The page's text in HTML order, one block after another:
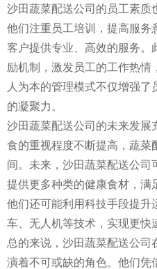
沙田蔬菜配送公司的员工素质
他们注重员工培训，提高服务
客户提供专业、高效的服务。
励机制，激发员工的工作热情
人为本的管理模式不仅增强
的凝聚力。
沙田蔬菜配送公司的未来发展
食的重视程度不断提高，蔬菜
间。未来，沙田蔬菜配送公司
提供更多种类的健康食材，满
他们还可能利用科技手段提升
车、无人机等技术，实现更快
总的来说，沙田蔬菜配送公司
演着不可或缺的角色。他们凭